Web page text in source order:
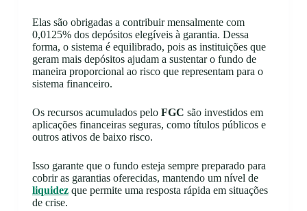
Elas são obrigadas a contribuir mensalmente com
0,0125% dos depósitos elegíveis à garantia. Dessa
forma, o sistema é equilibrado, pois as instituições que
geram mais depósitos ajudam a sustentar o fundo de
maneira proporcional ao risco que representam para o
sistema financeiro.
Os recursos acumulados pelo FGC são investidos em
aplicações financeiras seguras, como títulos públicos e
outros ativos de baixo risco.
Isso garante que o fundo esteja sempre preparado para
cobrir as garantias oferecidas, mantendo um nível de
liquidezque permite uma resposta rápida em situações
de crise.